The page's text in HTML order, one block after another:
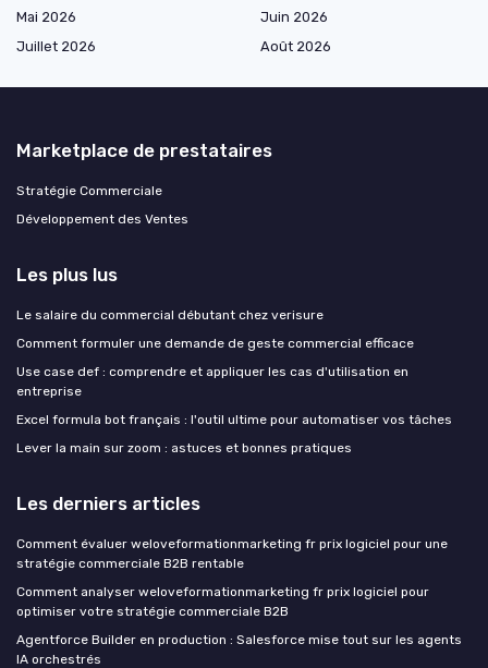
Mai 2026
Juin 2026
Juillet 2026
Août 2026
Marketplace de prestataires
Stratégie Commerciale
Développement des Ventes
Les plus lus
Le salaire du commercial débutant chez verisure
Comment formuler une demande de geste commercial efficace
Use case def : comprendre et appliquer les cas d'utilisation en
entreprise
Excel formula bot français : l'outil ultime pour automatiser vos tâches
Lever la main sur zoom : astuces et bonnes pratiques
Les derniers articles
Comment évaluer weloveformationmarketing fr prix logiciel pour une
stratégie commerciale B2B rentable
Comment analyser weloveformationmarketing fr prix logiciel pour
optimiser votre stratégie commerciale B2B
Agentforce Builder en production : Salesforce mise tout sur les agents
IA orchestrés